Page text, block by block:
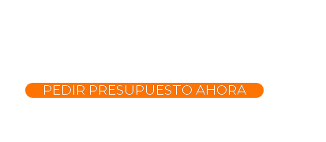
PEDIR PRESUPUESTO AHORA